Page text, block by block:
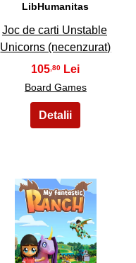
LibHumanitas
Joc de carti Unstable
Unicorns (necenzurat)
105 ,80
Board Games
26